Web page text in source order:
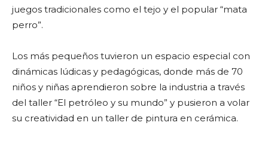
juegos tradicionales como el tejo y el popular “mata
perro”.
Los más pequeños tuvieron un espacio especial con
dinámicas lúdicas y pedagógicas, donde más de 70
niños y niñas aprendieron sobre la industria a través
del taller “El petróleo y su mundo” y pusieron a volar
su creatividad en un taller de pintura en cerámica.